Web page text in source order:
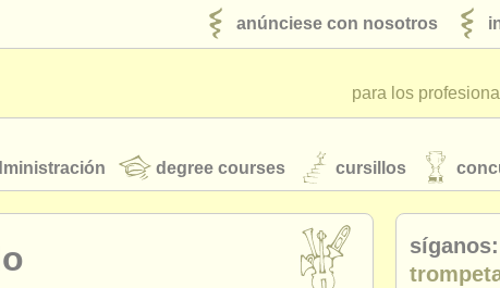
anúnciese con nosotros
para los
degree courses cursillos
síganos: